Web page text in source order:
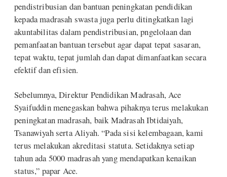
pendistribusian dan bantuan peningkatan pendidikan
kepada madrasah swasta juga perlu ditingkatkan lagi
akuntabilitas dalam pendistribusian, pngelolaan dan
pemanfaatan bantuan tersebut agar dapat tepat sasaran,
tepat waktu, tepat jumlah dan dapat dimanfaatkan secara
efektif dan efisien.
Sebelumnya, Direktur Pendidikan Madrasah, Ace
Syaifuddin menegaskan bahwa pihaknya terus melakukan
peningkatan madrasah, baik Madrasah Ibtidaiyah,
Tsanawiyah serta Aliyah. “Pada sisi kelembagaan, kami
terus melakukan akreditasi statuta. Setidaknya setiap
tahun ada 5000 madrasah yang mendapatkan kenaikan
status,” papar Ace.